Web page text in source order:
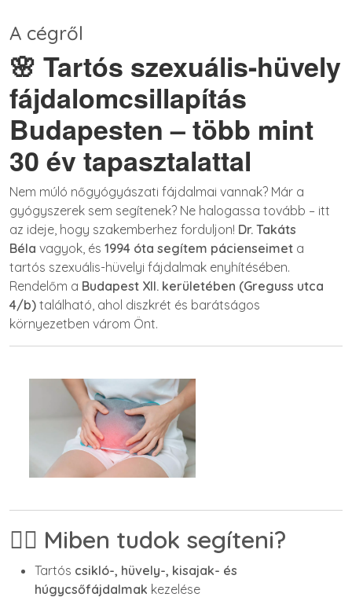
A cégről
🌸 Tartós szexuális-hüvely
fájdalomcsillapítás
Budapesten – több mint
30 év tapasztalattal
Nem múló nőgyógyászati fájdalmai vannak? Már a
gyógyszerek sem segítenek? Ne halogassa tovább – itt
az ideje, hogy szakemberhez forduljon! Dr. Takáts
Béla vagyok, és 1994 óta segítem pácienseimet a
tartós szexuális-hüvelyi fájdalmak enyhítésében.
Rendelőm a Budapest XII. kerületében (Greguss utca
4/b) található, ahol diszkrét és barátságos
környezetben várom Önt.
👩‍⚕️ Miben tudok segíteni?
Tartós csikló-, hüvely-, kisajak- és
húgycsőfájdalmak kezelése